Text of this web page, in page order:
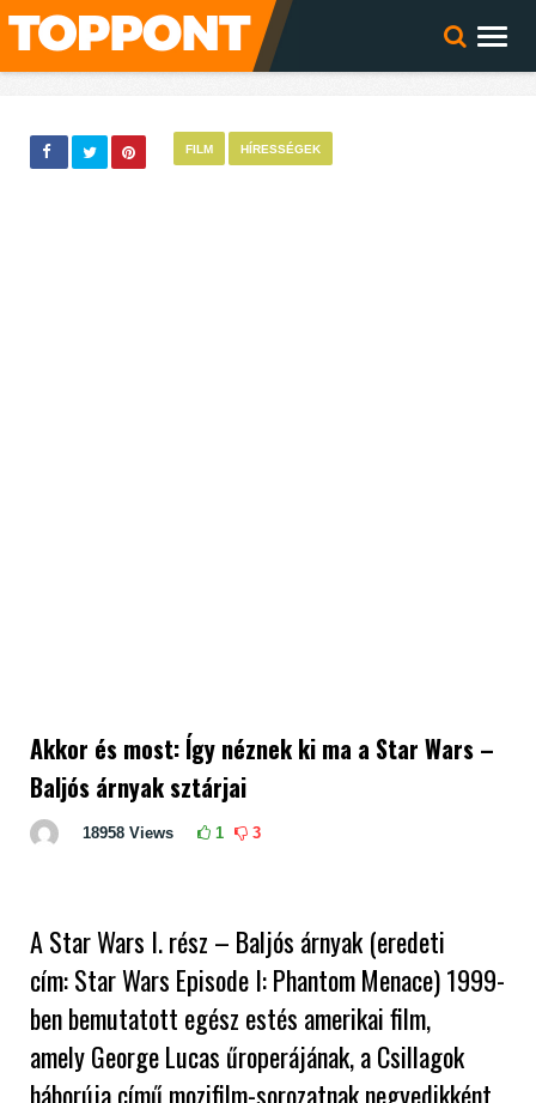
FILM HÍRESSÉGEK
Akkor és most: Így néznek ki ma a Star Wars –
Baljós árnyak sztárjai
18958 Views 1 3
A Star Wars I. rész – Baljós árnyak (eredeti
cím: Star Wars Episode I: Phantom Menace) 1999-
ben bemutatott egész estés amerikai film,
amely George Lucas űroperájának, a Csillagok
háborúja című mozifilm-sorozatnak negyedikként